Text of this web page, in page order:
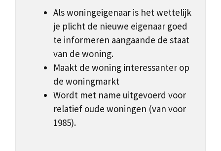
Als woningeigenaar is het wettelijk
je plicht de nieuwe eigenaar goed
te informeren aangaande de staat
van de woning.
Maakt de woning interessanter op
de woningmarkt
Wordt met name uitgevoerd voor
relatief oude woningen (van voor
1985).